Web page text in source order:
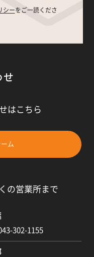
シーをご一読くださ
せ
の営業所まで
302-1155
はこちら
ム